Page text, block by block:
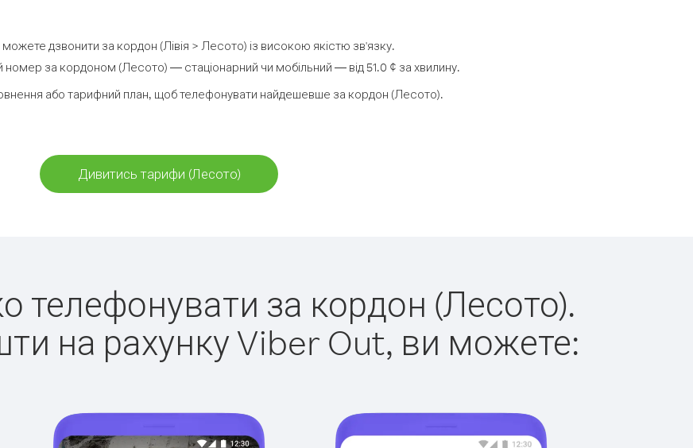
можете дзвонити за кордон (Лівія > Лесото) із високою якістю зв'язку.
номер за кордоном (Лесото) — стаціонарний чи мобільний — від 51.0 ¢ за хвилину.
або тарифний план, щоб телефонувати найдешевше за кордон (Лесото).
Дивитись тарифи (Лесото)
телефонувати за кордон (Лесото).
на рахунку Viber Out, ви можете: